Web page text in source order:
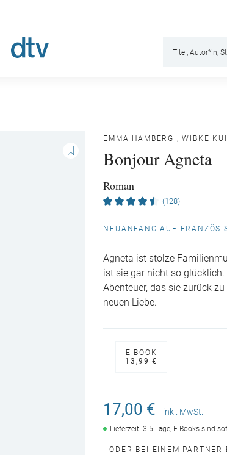
EMMA HAMBERG ,WIBKE
Bonjour Agneta
Roman
(128)
NEUANFANG AUF
Agneta ist stolze
ist sie gar nicht so
Abenteuer, das sie zurück
neuen Liebe.
E-BOOK
13,99 €
17,00 € inkl. MwSt.
Lieferzeit: 3-5 Tage, E-Books sind
ODER BEI EINEM PARTNER